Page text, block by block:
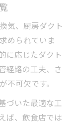
気、厨房ダクト
められていま
に応じたダクト
経路の工夫、さ
不可欠です。
づいた最適な工
ば、飲食店では